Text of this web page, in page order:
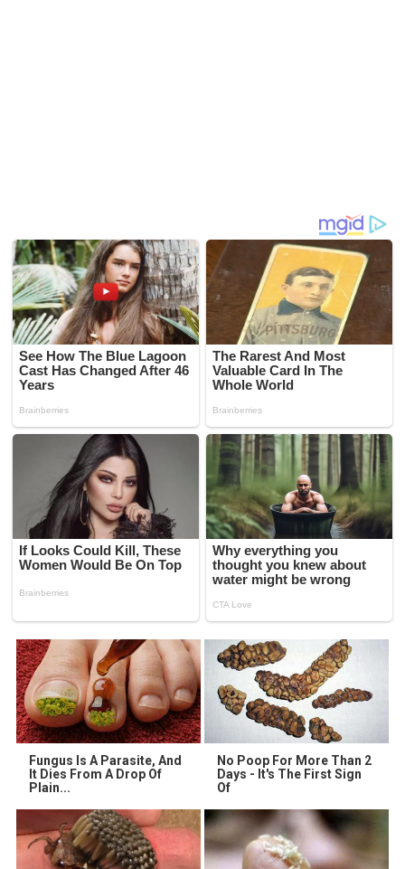
Fungus Is A Parasite, And
It Dies From A Drop Of
Plain...
No Poop For More Than 2
Days - It's The First Sign
Of